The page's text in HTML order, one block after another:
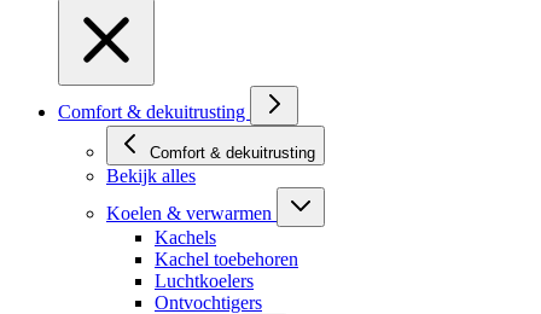
Comfort & dekuitrusting
Comfort & dekuitrusting
Bekijk alles
Koelen & verwarmen
Kachels
Kachel toebehoren
Luchtkoelers
Ontvochtigers